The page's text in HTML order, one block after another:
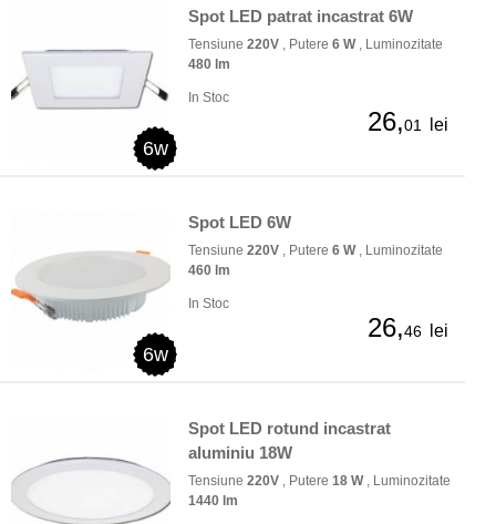
6w
Spot LED patrat incastrat 6W
Tensiune 220V , Putere 6 W, Luminozitate
480 lm
In Stoc
26,01 lei
6w
Spot LED 6W
Tensiune 220V , Putere 6 W, Luminozitate
460 lm
In Stoc
26,46 lei
Spot LED rotund incastrat
aluminiu 18W
Tensiune 220V , Putere 18 W, Luminozitate
1440 lm